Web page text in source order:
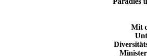
Mit